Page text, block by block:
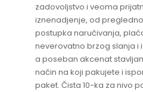
zadovoljstvo i veoma
iznenadjenje, od
postupka naručivanja,
neverovatno brzog slanja i
a poseban akcenat
način na koji pakujete i
paket. Čista 10-ka za nivo